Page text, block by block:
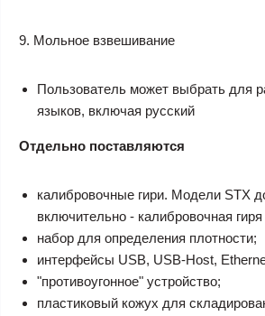
9. Мольное взвешивание
Пользователь может выбрать для
языков, включая русский
Отдельно поставляются
калибровочные гири. Модели STX
включительно - калибровочная
набор для определения плотности;
интерфейсы USB, USB-Host,
"противоугонное" устройство;
пластиковый кожух для